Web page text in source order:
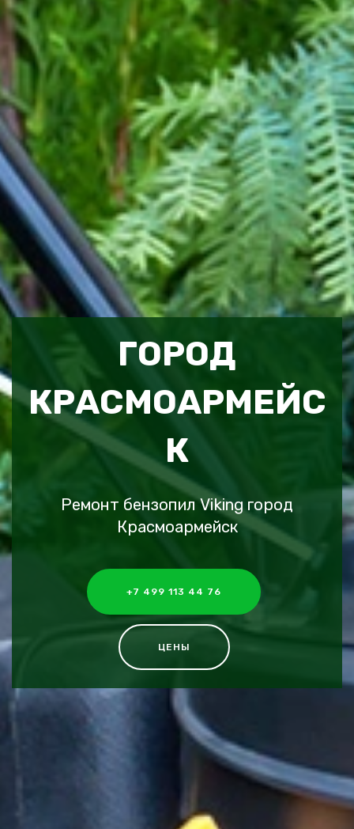
ГОРОД
КРАСМОАРМЕЙС
К
Ремонт бензопил Viking город
Красмоармейск
+7 499 113 44 76
ЦЕНЫ